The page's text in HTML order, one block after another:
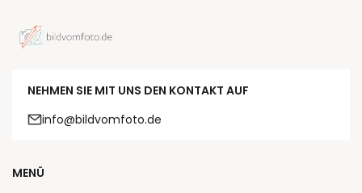
NEHMEN SIE MIT UNS DEN KONTAKT AUF
info@bildvomfoto.de
MENÜ